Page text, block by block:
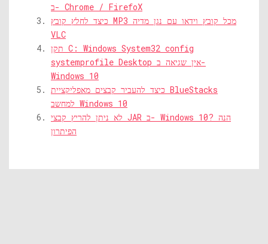
ב- Chrome / FirefoX
כיצד לחלץ קובץ MP3 מכל קובץ וידאו עם נגן מדיה
VLC
תקן C: Windows System32 config
systemprofile Desktop אין שגיאה ב-
Windows 10
כיצד להעביר קבצים מאפליקציית BlueStacks
למחשב Windows 10
לא ניתן להריץ קבצי JAR ב- Windows 10? הנה
הפיתרון